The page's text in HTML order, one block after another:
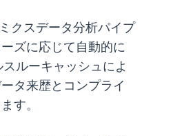
クスデータ分析パイプ
ズに応じて自動的に
ルーキャッシュによ
タ来歴とコンプライ
す。